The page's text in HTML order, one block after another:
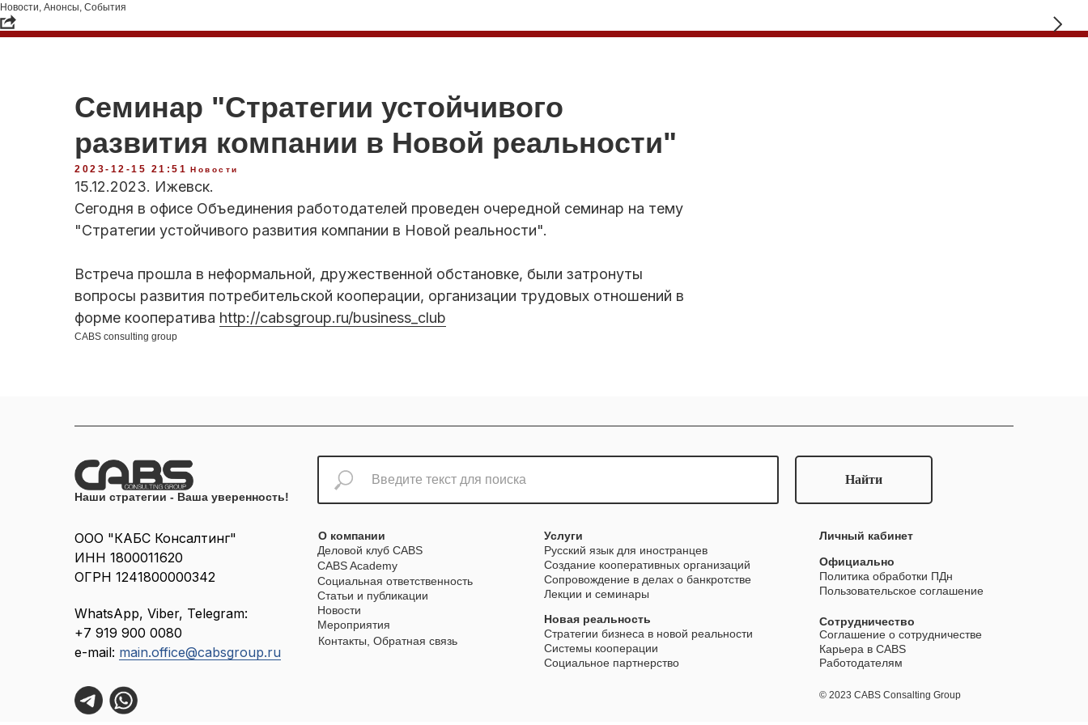
Новости, Анонсы, События
Семинар "Стратегии устойчивого
развития компании в Новой реальности"
2023-12-15 21:51 Новости
15.12.2023. Ижевск.
Сегодня в офисе Объединения работодателей проведен очередной семинар на тему
"Стратегии устойчивого развития компании в Новой реальности".
Встреча прошла в неформальной, дружественной обстановке, были затронуты
вопросы развития потребительской кооперации, организации трудовых отношений в
форме кооператива http://cabsgroup.ru/business_club
CABS consulting group
Найти
Наши стратегии - Ваша уверенность!
WhatsApp, Viber, Telegram:
+7 919 900 0080
е-mail: main.office@cabsgroup.ru
ООО "КАБС Консалтинг"
ИНН 1800011620
ОГРН 1241800000342
© 2023 CABS Consalting Group
Стратегии бизнеса в новой реальности
Новая реальность
Системы кооперации
Социальное партнерство
Услуги
Сопровождение в делах о банкротстве
Лекции и семинары
Создание кооперативных организаций
Русский язык для иностранцев
Сотрудничество
Карьера в CABS
Работодателям
Соглашение о сотрудничестве
Личный кабинет
О компании
Социальная ответственность
Статьи и публикации
Мероприятия
Новости
Деловой клуб CABS
CABS Academy
Контакты, Обратная связь
Официально
Политика обработки ПДн
Пользовательское соглашение